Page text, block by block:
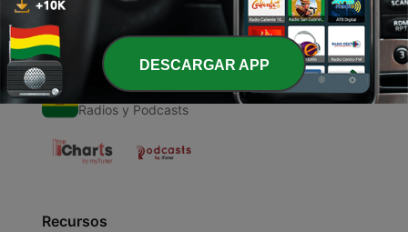
Radios de Bolivia
Radios y Podcasts
Recursos
DESCARGAR APP